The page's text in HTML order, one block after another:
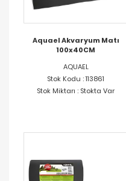
Aquael Akvaryum Matı
100x40CM
AQUAEL
Stok Kodu : 113861
Stok Miktarı : Stokta Var